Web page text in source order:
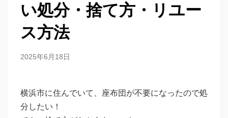
い処分・捨て方・リユー
ス方法
2025年6月18日
横浜市に住んでいて、座布団が不要になったので処
分したい！